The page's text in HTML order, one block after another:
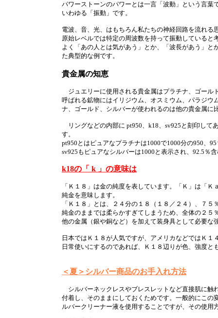
パワーストーンのパワーとは一言「波動」という言
いわゆる「振動」です。
電波、音、光、はもちろん私たちの神経回路を流れる
原始レベルでは特定の周波数を持って振動していると
よく「あの人とは気があう」とか、「波長があう」
た典型的な例です。
貴金属の知恵
ジュエリーに使用される貴金属はプラチナ、ゴール
呼ばれる鉱物にはイリジウム、オスミウム、パラジ
ナ、ゴールド、シルバーが使われるのは他の貴金属
リングなどの内部に pt950、k18、sv925と刻印して
す。
pt950とはピュアなプラチナは1000で1000分の950、
sv925もピュアなシルバーは1000と表示され、92.5％
k18の「 k 」の意味は
「Ｋ１８」は金の純度を表しています。「Ｋ」は「
純金を意味します。
「Ｋ１８」とは、２４分の１８（１８／２４）、７
純金のままでは柔らかすぎてしまうため、全体の２５
他の金属（銀や銅など）を加えて装身具として必要な
日本ではＫ１８が人気ですが、アメリカなどではＫ１
日常使いにするのであれば、Ｋ１８辺りが色、強度と
＜夏＞シルバー商品のお手入れ方法
シルバーネックレスやブレスレットなど直接肌に触
付着し、そのままにしておくためです。一般的にこ
ルバークリーナー液を使用することですが、その使